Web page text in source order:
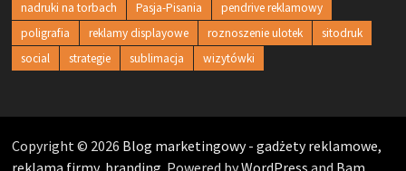
nadruki na torbach
Pasja-Pisania
pendrive reklamowy
poligrafia
reklamy displayowe roznoszenie ulotek
sitodruk
social
strategie sublimacja wizytówki
Copyright © 2026 Blog marketingowy - gadżety reklamowe,
reklama firmy, branding . Powered byWordPress and Bam